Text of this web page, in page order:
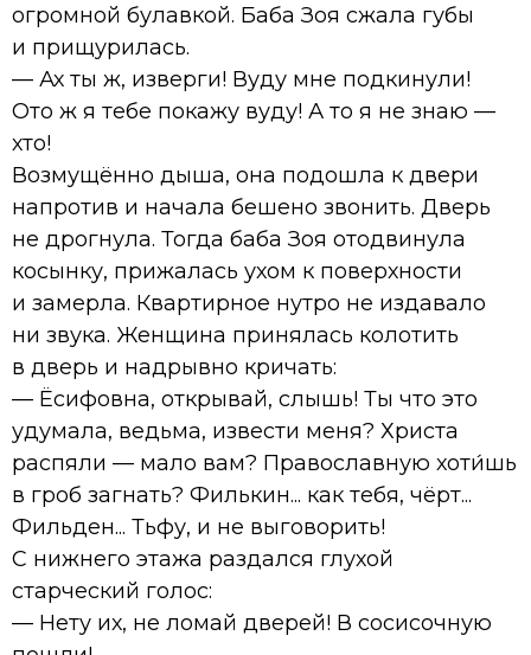
огромной булавкой. Баба Зоя сжала губы
и прищурилась.
— Ах ты ж, изверги! Вуду мне подкинули!
Ото ж я тебе покажу вуду! А то я не знаю —
хто!
Возмущённо дыша, она подошла к двери
напротив и начала бешено звонить. Дверь
не дрогнула. Тогда баба Зоя отодвинула
косынку, прижалась ухом к поверхности
и замерла. Квартирное нутро не издавало
ни звука. Женщина принялась колотить
в дверь и надрывно кричать:
— Ёсифовна, открывай, слышь! Ты что это
удумала, ведьма, извести меня? Христа
распяли — мало вам? Православную хоти́шь
в гроб загнать? Филькин... как тебя, чёрт...
Фильден... Тьфу, и не выговорить!
С нижнего этажа раздался глухой
старческий голос:
— Нету их, не ломай дверей! В сосисочную